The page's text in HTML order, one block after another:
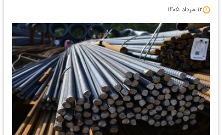
۱۲ مرداد ۱۴۰۵